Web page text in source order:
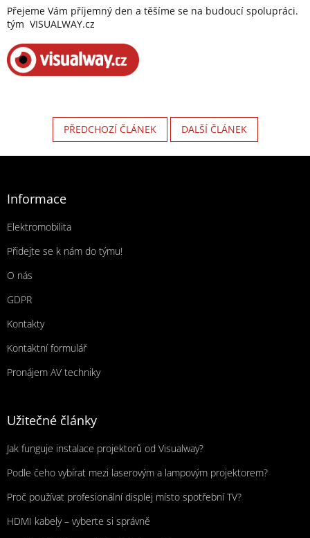
Přejeme Vám příjemný den a těšíme se na budoucí spolupráci.
tým VISUALWAY.cz
PŘEDCHOZÍ ČLÁNEK DALŠÍ ČLÁNEK
Informace
Elektromobilita
Přidejte se k nám do týmu!
O nás
GDPR
Kontakty
Kontaktní formulář
Pronájem AV techniky
Užitečné články
Jak funguje instalace projektorů od Visualway?
Podle čeho vybírat mezi laserovým a lampovým projektorem?
Proč používat profesionální displej místo spotřební TV?
HDMI kabely – vyberte si správně